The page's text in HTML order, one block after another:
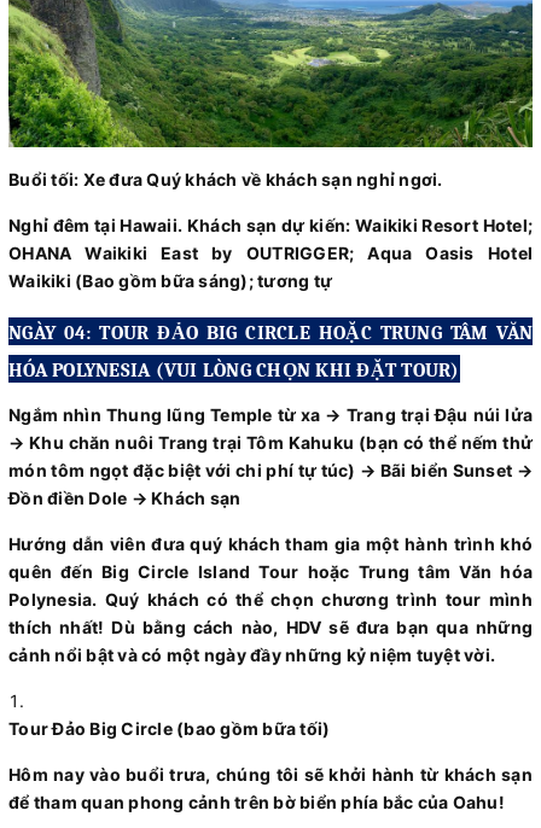
Buổi tối: Xe đưa Quý khách về khách sạn nghỉ ngơi.
Nghỉ đêm tại Hawaii. Khách sạn dự kiến: Waikiki Resort Hotel;
OHANA Waikiki East by OUTRIGGER; Aqua Oasis Hotel
Waikiki (Bao gồm bữa sáng); tương tự
NGÀY 04: TOUR ĐẢO BIG CIRCLE HOẶC TRUNG TÂM VĂN
HÓA POLYNESIA (VUI LÒNG CHỌN KHI ĐẶT TOUR)
Ngắm nhìn Thung lũng Temple từ xa → Trang trại Đậu núi lửa
→ Khu chăn nuôi Trang trại Tôm Kahuku (bạn có thể nếm thử
món tôm ngọt đặc biệt với chi phí tự túc) → Bãi biển Sunset →
Đồn điền Dole → Khách sạn
Hướng dẫn viên đưa quý khách tham gia một hành trình khó
quên đến Big Circle Island Tour hoặc Trung tâm Văn hóa
Polynesia. Quý khách có thể chọn chương trình tour mình
thích nhất! Dù bằng cách nào, HDV sẽ đưa bạn qua những
cảnh nổi bật và có một ngày đầy những kỷ niệm tuyệt vời.
Tour Đảo Big Circle (bao gồm bữa tối)
Hôm nay vào buổi trưa, chúng tôi sẽ khởi hành từ khách sạn
để tham quan phong cảnh trên bờ biển phía bắc của Oahu!